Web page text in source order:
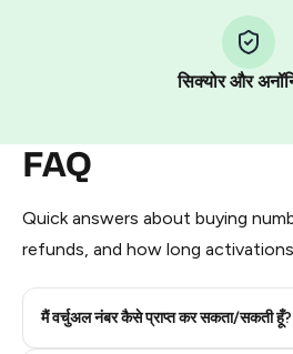
सिक्योर और
FAQ
Quick answers about buying
refunds, and how long
मैं वर्चुअल नंबर कैसे प्राप्त कर सकता/सकती हूँ?
Pay with Telegram Stars